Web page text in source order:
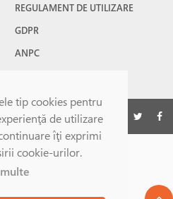
tip cookies pentru
de utilizare
îţi exprimi
cookie-urilor.
REGULAMENT DE UTILIZARE
GDPR
ANPC